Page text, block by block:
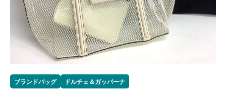
ブランドバッグ ドルチェ＆ガッバーナ